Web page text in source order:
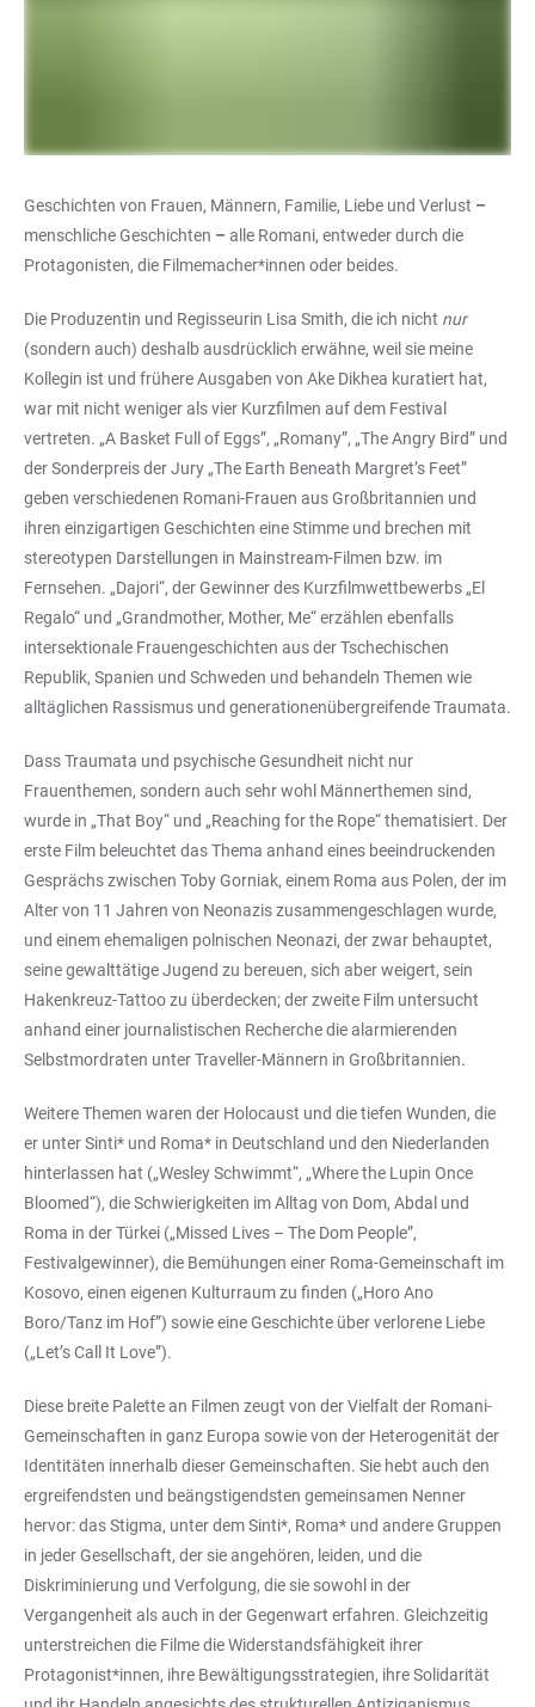
Geschichten von Frauen, Männern, Familie, Liebe und Verlust –
menschliche Geschichten – alle Romani, entweder durch die
Protagonisten, die Filmemacher*innen oder beides.
Die Produzentin und Regisseurin Lisa Smith, die ich nicht nur
(sondern auch) deshalb ausdrücklich erwähne, weil sie meine
Kollegin ist und frühere Ausgaben von Ake Dikhea kuratiert hat,
war mit nicht weniger als vier Kurzfilmen auf dem Festival
vertreten. „A Basket Full of Eggs”, „Romany”, „The Angry Bird” und
der Sonderpreis der Jury „The Earth Beneath Margret’s Feet”
geben verschiedenen Romani-Frauen aus Großbritannien und
ihren einzigartigen Geschichten eine Stimme und brechen mit
stereotypen Darstellungen in Mainstream-Filmen bzw. im
Fernsehen. „Dajori“, der Gewinner des Kurzfilmwettbewerbs „El
Regalo“ und „Grandmother, Mother, Me“ erzählen ebenfalls
intersektionale Frauengeschichten aus der Tschechischen
Republik, Spanien und Schweden und behandeln Themen wie
alltäglichen Rassismus und generationenübergreifende Traumata.
Dass Traumata und psychische Gesundheit nicht nur
Frauenthemen, sondern auch sehr wohl Männerthemen sind,
wurde in „That Boy“ und „Reaching for the Rope“ thematisiert. Der
erste Film beleuchtet das Thema anhand eines beeindruckenden
Gesprächs zwischen Toby Gorniak, einem Roma aus Polen, der im
Alter von 11 Jahren von Neonazis zusammengeschlagen wurde,
und einem ehemaligen polnischen Neonazi, der zwar behauptet,
seine gewalttätige Jugend zu bereuen, sich aber weigert, sein
Hakenkreuz-Tattoo zu überdecken; der zweite Film untersucht
anhand einer journalistischen Recherche die alarmierenden
Selbstmordraten unter Traveller-Männern in Großbritannien.
Weitere Themen waren der Holocaust und die tiefen Wunden, die
er unter Sinti* und Roma* in Deutschland und den Niederlanden
hinterlassen hat („Wesley Schwimmt“, „Where the Lupin Once
Bloomed“), die Schwierigkeiten im Alltag von Dom, Abdal und
Roma in der Türkei („Missed Lives – The Dom People”,
Festivalgewinner), die Bemühungen einer Roma-Gemeinschaft im
Kosovo, einen eigenen Kulturraum zu finden („Horo Ano
Boro/Tanz im Hof”) sowie eine Geschichte über verlorene Liebe
(„Let’s Call It Love”).
Diese breite Palette an Filmen zeugt von der Vielfalt der Romani-
Gemeinschaften in ganz Europa sowie von der Heterogenität der
Identitäten innerhalb dieser Gemeinschaften. Sie hebt auch den
ergreifendsten und beängstigendsten gemeinsamen Nenner
hervor: das Stigma, unter dem Sinti*, Roma* und andere Gruppen
in jeder Gesellschaft, der sie angehören, leiden, und die
Diskriminierung und Verfolgung, die sie sowohl in der
Vergangenheit als auch in der Gegenwart erfahren. Gleichzeitig
unterstreichen die Filme die Widerstandsfähigkeit ihrer
Protagonist*innen, ihre Bewältigungsstrategien, ihre Solidarität